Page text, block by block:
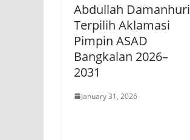
Abdullah Damanhuri
Terpilih Aklamasi
Pimpin ASAD
Bangkalan 2026–
2031
January 31, 2026